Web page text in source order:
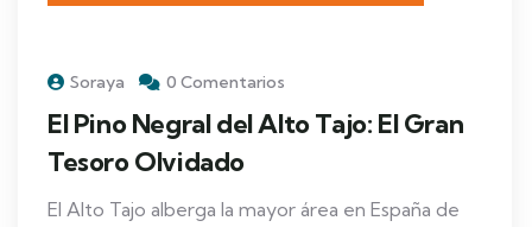
Soraya 0 Comentarios
El Pino Negral del Alto Tajo: El Gran
Tesoro Olvidado
El Alto Tajo alberga la mayor área en España de